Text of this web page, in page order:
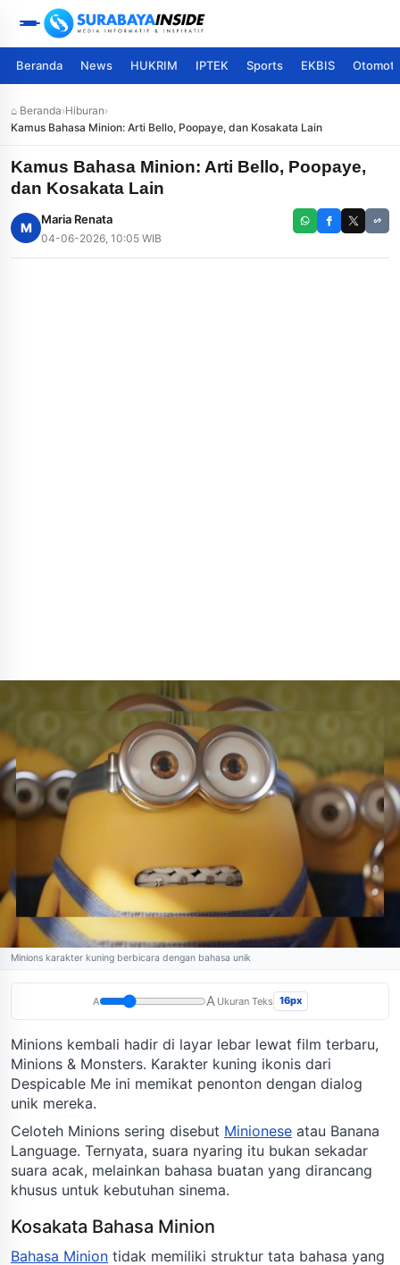
Beranda News HUKRIM IPTEK Sports EKBIS
⌂ Beranda›Hiburan›
Kamus Bahasa Minion: Arti Bello, Poopaye, dan Kosakata Lain
Kamus Bahasa Minion: Arti Bello, Poopaye,
dan Kosakata Lain
M
Maria Renata
04-06-2026, 10:05 WIB
Minions karakter kuning berbicara dengan bahasa unik
A A Ukuran Teks 16px
Minions kembali hadir di layar lebar lewat film terbaru,
Minions & Monsters. Karakter kuning ikonis dari
Despicable Me ini memikat penonton dengan dialog
unik mereka.
Celoteh Minions sering disebut Minionese atau Banana
Language. Ternyata, suara nyaring itu bukan sekadar
suara acak, melainkan bahasa buatan yang dirancang
khusus untuk kebutuhan sinema.
Kosakata Bahasa Minion
Bahasa Minion tidak memiliki struktur tata bahasa yang